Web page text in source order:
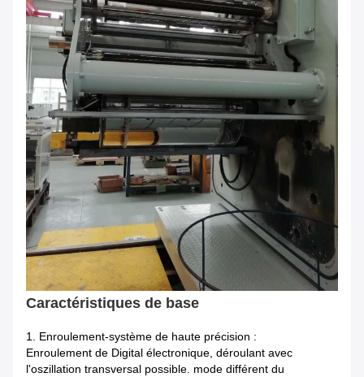
Caractéristiques de base
1. Enroulement-système de haute précision :
Enroulement de Digital électronique, déroulant avec
l'oszillation transversal possible. mode différent du